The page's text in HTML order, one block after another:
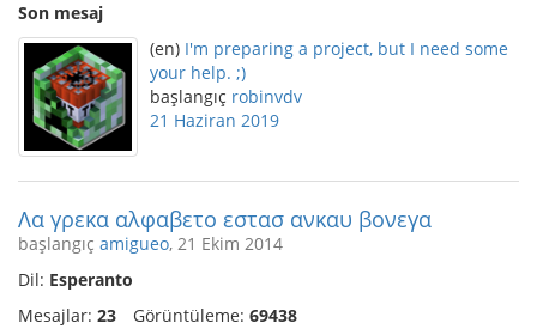
Son mesaj
(en) I'm preparing a project, but I need some
your help. ;)
başlangıç robinvdv
21 Haziran 2019
Λα γρεκα αλφαβετο εστασ ανκαυ βονεγα
başlangıç amigueo, 21 Ekim 2014
Dil: Esperanto
Mesajlar: 23 Görüntüleme: 69438